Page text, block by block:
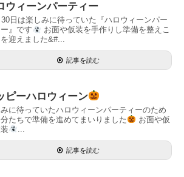
ウィーンパーティー
30日は楽しみに待っていた『ハロウィーンパー
』です
お面や仮装を手作りし準備を整えこ
迎えました&#...
記事を読む
ピーハロウィーン
に待っていたハロウィーンパーティーのため
たちで準備を進めてまいりました
お面や仮
記事を読む